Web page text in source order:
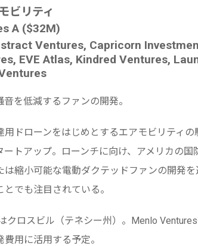
ビリティ
A ($32M)
Ventures, Capricorn
EVE Atlas, Kindred Ventures,
を低減するファンの開発。
用ドローンをはじめとするエアモビリティ
ートアップ。ローンチに向け、アメリカの
は縮小可能な電動ダクテッドファンの開発
でも注目されている。
クロスビル（テネシー州）。Menlo
用に活用する予定。